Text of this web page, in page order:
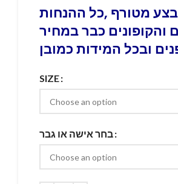
מטורף ,כל ההנחות
והקופונים כבר במחיר
ובכל המידות כמובן
SIZE
בחר אישה או גבר